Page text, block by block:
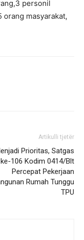
personil
masyarakat,
Artikulli tjetër
Prioritas, Satgas
106 Kodim 0414/Blt
Percepat Pekerjaan
Rumah Tunggu
TPU